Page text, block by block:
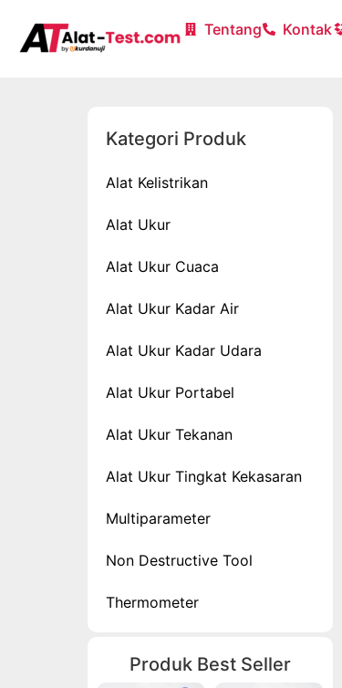
Tentang Kontak
Kategori Produk
Alat Kelistrikan
Alat Ukur
Alat Ukur Cuaca
Alat Ukur Kadar Air
Alat Ukur Kadar Udara
Alat Ukur Portabel
Alat Ukur Tekanan
Alat Ukur Tingkat Kekasaran
Multiparameter
Non Destructive Tool
Thermometer
Produk Best Seller